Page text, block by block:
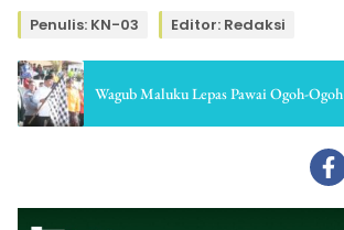
Penulis: KN-03 Editor: Redaksi
Wagub Maluku Lepas Pawai Ogoh-Ogoh